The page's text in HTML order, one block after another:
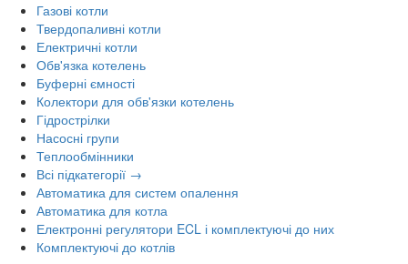
Газові котли
Твердопаливні котли
Електричні котли
Обв'язка котелень
Буферні ємності
Колектори для обв'язки котелень
Гідрострілки
Насосні групи
Теплообмінники
Всі підкатегорії →
Автоматика для систем опалення
Автоматика для котла
Електронні регулятори ECL і комплектуючі до них
Комплектуючі до котлів